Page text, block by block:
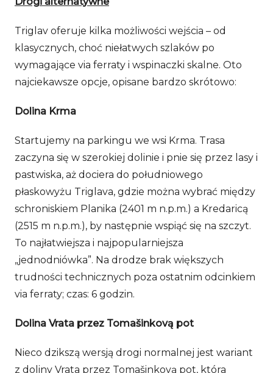
Triglav oferuje kilka możliwości wejścia – od
klasycznych, choć niełatwych szlaków po
wymagające via ferraty i wspinaczki skalne. Oto
najciekawsze opcje, opisane bardzo skrótowo:
Dolina Krma
Startujemy na parkingu we wsi Krma. Trasa
zaczyna się w szerokiej dolinie i pnie się przez lasy i
pastwiska, aż dociera do południowego
płaskowyżu Triglava, gdzie można wybrać między
schroniskiem Planika (2401 m n.p.m.) a Kredaricą
(2515 m n.p.m.), by następnie wspiąć się na szczyt.
To najłatwiejsza i najpopularniejsza
„jednodniówka”. Na drodze brak większych
trudności technicznych poza ostatnim odcinkiem
via ferraty; czas: 6 godzin.
Dolina Vrata przez Tomašinkovą pot
Nieco dzikszą wersją drogi normalnej jest wariant
z doliny Vrata przez Tomašinkovą pot, która